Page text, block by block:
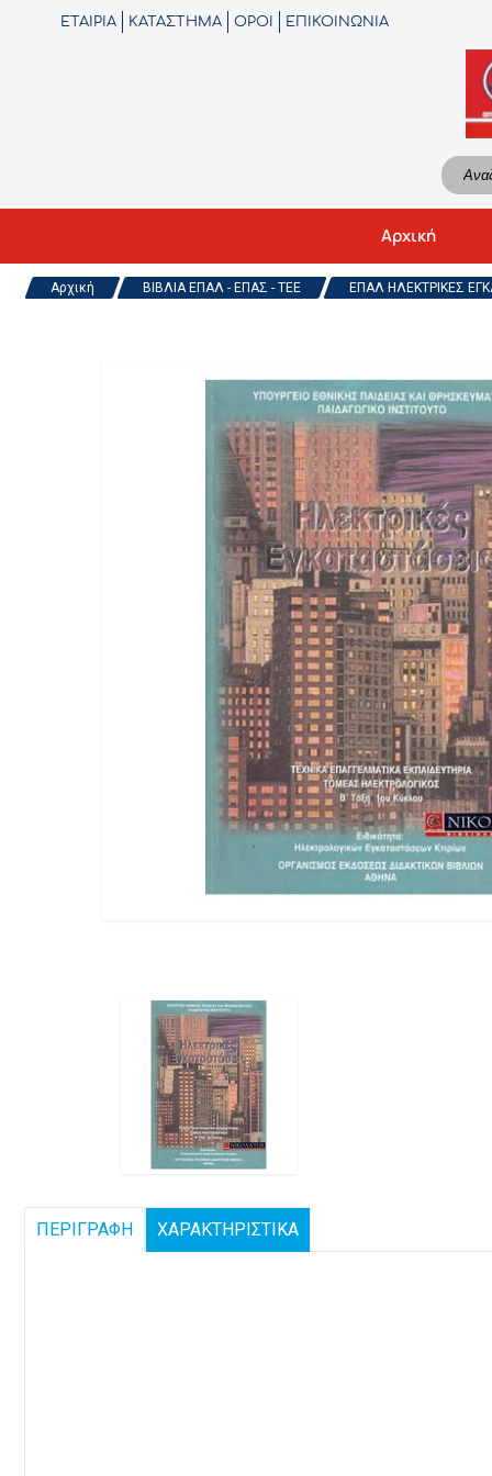
ΕΤΑΙΡΙΑ ΚΑΤΑΣΤΗΜΑ ΟΡΟΙ ΕΠΙΚΟΙΝΩΝΙΑ
Αρχική
Αρχική ΒΙΒΛΙΑ ΕΠΑΛ - ΕΠΑΣ - ΤΕΕ ΕΠΑΛ ΗΛΕΚΤΡΙΚΕΣ
ΠΕΡΙΓΡΑΦΗ ΧΑΡΑΚΤΗΡΙΣΤΙΚΑ